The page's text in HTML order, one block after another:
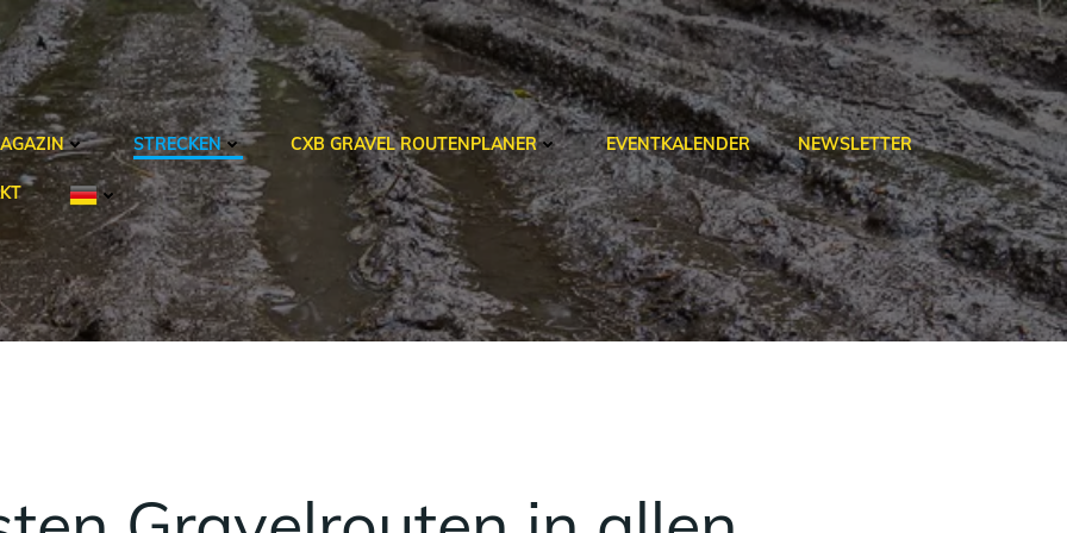
STRECKEN CXB GRAVEL ROUTENPLANER EVENTKALENDER NEWSLETTER